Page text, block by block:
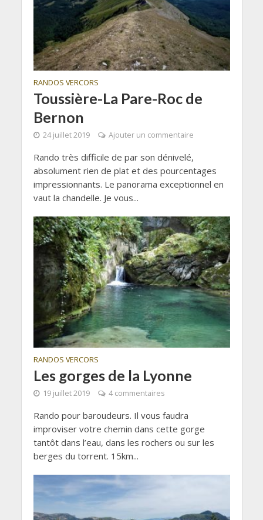
RANDOS VERCORS
Toussière-La Pare-Roc de
Bernon
24 juillet 2019 Ajouter un commentaire
Rando très difficile de par son dénivelé,
absolument rien de plat et des pourcentages
impressionnants. Le panorama exceptionnel en
vaut la chandelle. Je vous...
RANDOS VERCORS
Les gorges de la Lyonne
19 juillet 2019 4 commentaires
Rando pour baroudeurs. Il vous faudra
improviser votre chemin dans cette gorge
tantôt dans l’eau, dans les rochers ou sur les
berges du torrent. 15km...